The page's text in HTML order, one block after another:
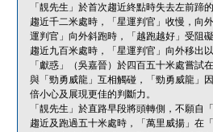
「靚先生」於首次趨近終點時失去左前蹄的
趨近千二米處時，「星運判官」收慢，向
運判官」向外斜跑時，「越跑越好」受阻
趨近九百米處時，「星運判官」向外移出
「獻惑」（吳嘉晉）於四百五十米處嘗
與「勁勇威龍」互相觸碰，「勁勇威龍」
倍小心及展現更佳的判斷力。
「靚先生」於直路早段將頭轉側，不願自
趨近及跑過五十米處時，「萬里威揚」在